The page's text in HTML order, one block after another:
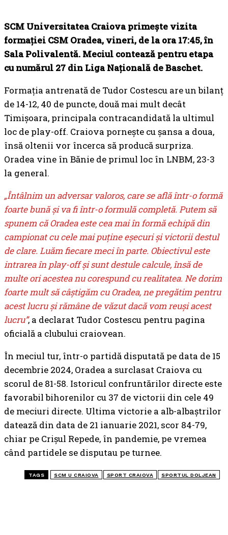
SCM Universitatea Craiova primește vizita
formației CSM Oradea, vineri, de la ora 17:45, în
Sala Polivalentă. Meciul contează pentru etapa
cu numărul 27 din Liga Națională de Baschet.
Formația antrenată de Tudor Costescu are un bilanț
de 14-12, 40 de puncte, două mai mult decât
Timișoara, principala contracandidată la ultimul
loc de play-off. Craiova pornește cu șansa a doua,
însă oltenii vor încerca să producă surpriza.
Oradea vine în Bănie de primul loc în LNBM, 23-3
la general.
„Întâlnim un adversar valoros, care se află într-o formă
foarte bună și va fi într-o formulă completă. Putem să
spunem că Oradea este cea mai în formă echipă din
campionat cu cele mai puține eșecuri și victorii destul
de clare. Luăm fiecare meci în parte. Obiectivul este
intrarea în play-off și sunt destule calcule, însă de
multe ori acestea nu corespund cu realitatea. Ne dorim
foarte mult să câștigăm cu Oradea, ne pregătim pentru
acest lucru și rămâne de văzut dacă vom reuși acest
lucru”, a declarat Tudor Costescu pentru pagina
oficială a clubului craiovean.
În meciul tur, într-o partidă disputată pe data de 15
decembrie 2024, Oradea a surclasat Craiova cu
scorul de 81-58. Istoricul confruntărilor directe este
favorabil bihorenilor cu 37 de victorii din cele 49
de meciuri directe. Ultima victorie a alb-albaștrilor
datează din data de 21 ianuarie 2021, scor 84-79,
chiar pe Crișul Repede, în pandemie, pe vremea
când partidele se disputau pe turnee.
TAGS SCM U CRAIOVA SPORT CRAIOVA SPORTUL DOLJEAN